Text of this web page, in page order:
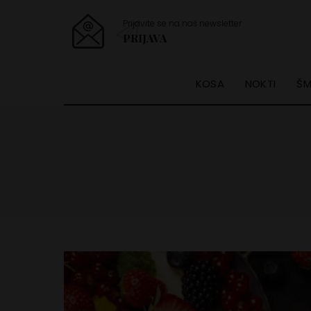
Prijavite se na naš newsletter
PRIJAVA
KOSA NOKTI